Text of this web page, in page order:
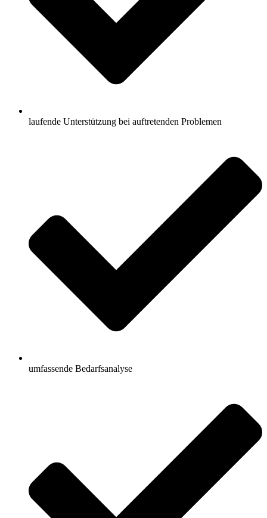
laufende Unterstützung bei auftretenden Problemen
umfassende Bedarfsanalyse